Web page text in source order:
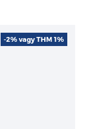
-2% vagy THM 1%